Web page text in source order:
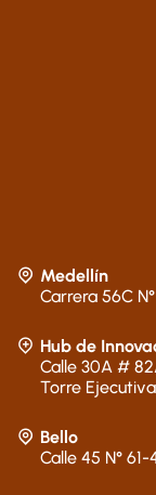
Medellín
Carrera 56C
Hub de
Calle 30A #
Torre
Bello
Calle 45 N°